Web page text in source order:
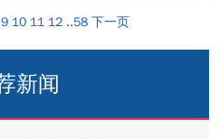
9 10 11 12 ..58 下一页
新闻